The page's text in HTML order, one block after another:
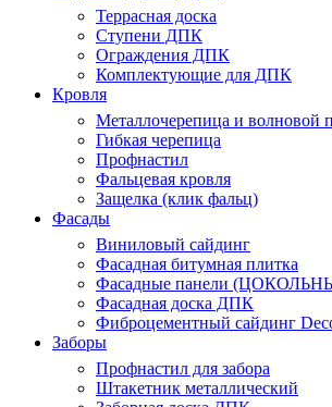
Террасная доска
Ступени ДПК
Ограждения ДПК
Комплектующие для ДПК
Кровля
Металлочерепица и волновой
Гибкая черепица
Профнастил
Фальцевая кровля
Защелка (клик фальц)
Фасады
Виниловый сайдинг
Фасадная битумная плитка
Фасадные панели
Фасадная доска ДПК
Фиброцементный сайдинг
Заборы
Профнастил для забора
Штакетник металлический